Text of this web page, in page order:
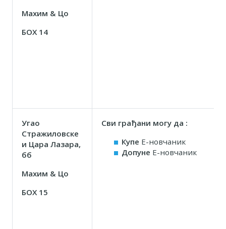
Маxим & Цо
БОX 14
Угао
Стражиловске
и Цара Лазара,
бб
Маxим & Цо
БОX 15
Сви грађани могу да :
Купе Е-новчаник
Допуне Е-новчаник